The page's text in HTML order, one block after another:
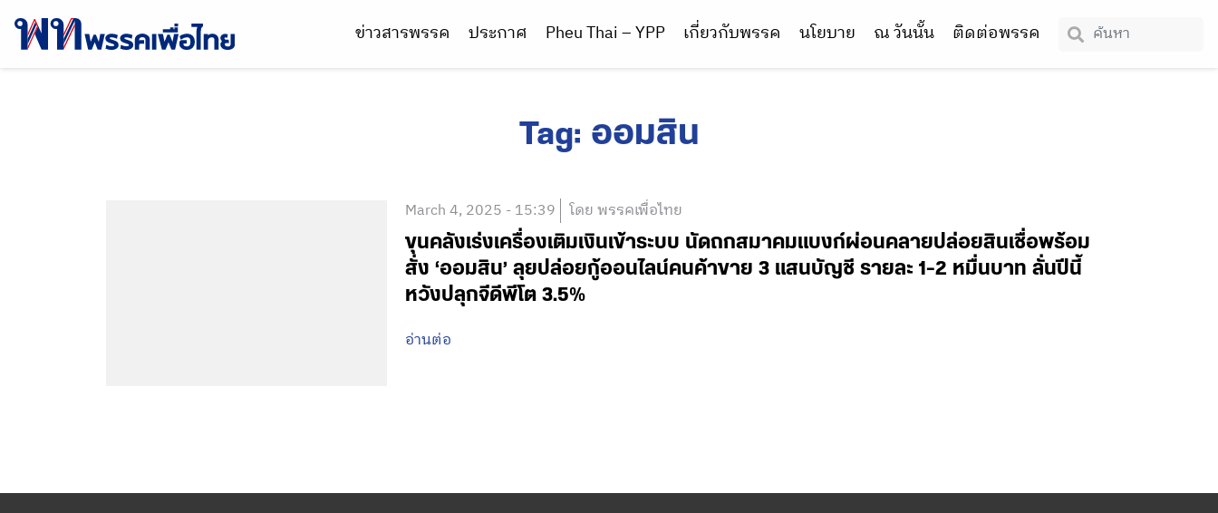
ข่าวสารพรรค ประกาศ Pheu Thai – YPP เกี่ยวกับพรรค นโยบาย ณ วันนั้น ติดต่อพรรค
Tag: ออมสิน
March 4, 2025 - 15:39 โดย พรรคเพื่อไทย
ขุนคลังเร่งเครื่องเติมเงินเข้าระบบ นัดถกสมาคมแบงก์ผ่อนคลายปล่อยสินเชื่อพร้อม
สั่ง ‘ออมสิน’ ลุยปล่อยกู้ออนไลน์คนค้าขาย 3 แสนบัญชี รายละ 1-2 หมื่นบาท ลั่นปีนี้
หวังปลุกจีดีพีโต 3.5%
อ่านต่อ